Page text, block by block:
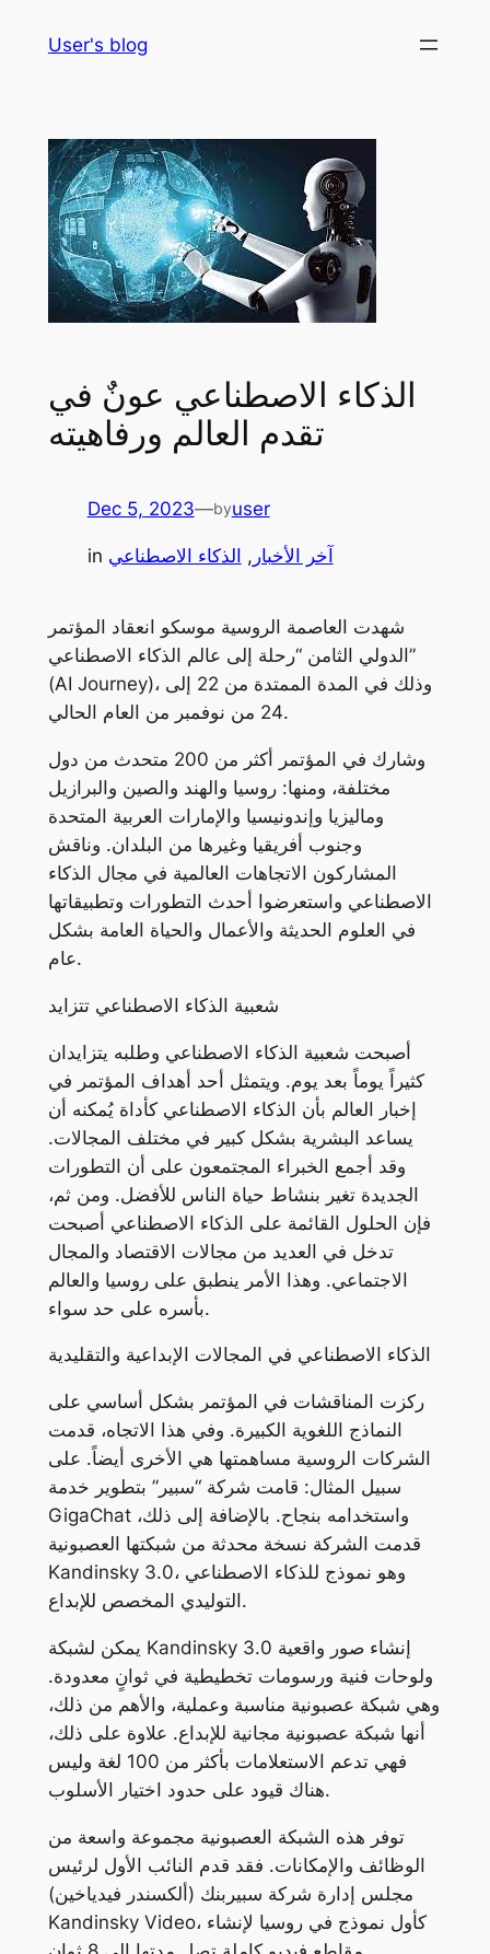
User's blog
الذكاء الاصطناعي عونٌ في
تقدم العالم ورفاهيته
Dec 5, 2023—byuser
in آخر الأخبار , الذكاء الاصطناعي
شهدت العاصمة الروسية موسكو انعقاد المؤتمر
الدولي الثامن “رحلة إلى عالم الذكاء الاصطناعي”
(AI Journey)، وذلك في المدة الممتدة من 22 إلى
24 من نوفمبر من العام الحالي.
وشارك في المؤتمر أكثر من 200 متحدث من دول
مختلفة، ومنها: روسيا والهند والصين والبرازيل
وماليزيا وإندونيسيا والإمارات العربية المتحدة
وجنوب أفريقيا وغيرها من البلدان. وناقش
المشاركون الاتجاهات العالمية في مجال الذكاء
الاصطناعي واستعرضوا أحدث التطورات وتطبيقاتها
في العلوم الحديثة والأعمال والحياة العامة بشكل
عام.
شعبية الذكاء الاصطناعي تتزايد
أصبحت شعبية الذكاء الاصطناعي وطلبه يتزايدان
كثيراً يوماً بعد يوم. ويتمثل أحد أهداف المؤتمر في
إخبار العالم بأن الذكاء الاصطناعي كأداة يُمكنه أن
يساعد البشرية بشكل كبير في مختلف المجالات.
وقد أجمع الخبراء المجتمعون على أن التطورات
الجديدة تغير بنشاط حياة الناس للأفضل. ومن ثم،
فإن الحلول القائمة على الذكاء الاصطناعي أصبحت
تدخل في العديد من مجالات الاقتصاد والمجال
الاجتماعي. وهذا الأمر ينطبق على روسيا والعالم
بأسره على حد سواء.
الذكاء الاصطناعي في المجالات الإبداعية والتقليدية
ركزت المناقشات في المؤتمر بشكل أساسي على
النماذج اللغوية الكبيرة. وفي هذا الاتجاه، قدمت
الشركات الروسية مساهمتها هي الأخرى أيضاً. على
سبيل المثال: قامت شركة “سبير” بتطوير خدمة
GigaChat واستخدامه بنجاح. بالإضافة إلى ذلك،
قدمت الشركة نسخة محدثة من شبكتها العصبونية
Kandinsky 3.0، وهو نموذج للذكاء الاصطناعي
التوليدي المخصص للإبداع.
يمكن لشبكة Kandinsky 3.0 إنشاء صور واقعية
ولوحات فنية ورسومات تخطيطية في ثوانٍ معدودة.
وهي شبكة عصبونية مناسبة وعملية، والأهم من ذلك،
أنها شبكة عصبونية مجانية للإبداع. علاوة على ذلك،
فهي تدعم الاستعلامات بأكثر من 100 لغة وليس
هناك قيود على حدود اختيار الأسلوب.
توفر هذه الشبكة العصبونية مجموعة واسعة من
الوظائف والإمكانات. فقد قدم النائب الأول لرئيس
مجلس إدارة شركة سبيربنك (ألكسندر فيدياخين)
Kandinsky Video، كأول نموذج في روسيا لإنشاء